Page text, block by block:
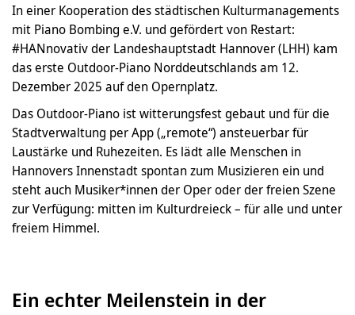
In einer Kooperation des städtischen Kulturmanagements
mit Piano Bombing e.V. und gefördert von Restart:
#HANnovativ der Landeshauptstadt Hannover (LHH) kam
das erste Outdoor-Piano Norddeutschlands am 12.
Dezember 2025 auf den Opernplatz.
Das Outdoor-Piano ist witterungsfest gebaut und für die
Stadtverwaltung per App („remote“) ansteuerbar für
Laustärke und Ruhezeiten. Es lädt alle Menschen in
Hannovers Innenstadt spontan zum Musizieren ein und
steht auch Musiker*innen der Oper oder der freien Szene
zur Verfügung: mitten im Kulturdreieck – für alle und unter
freiem Himmel.
Ein echter Meilenstein in der